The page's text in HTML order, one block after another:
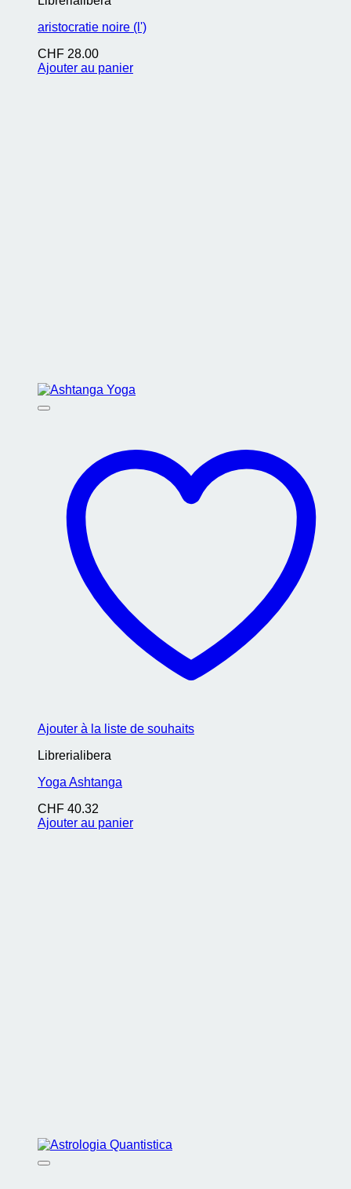
aristocratie noire (l')
CHF 28.00
Ajouter au panier
Ajouter à la liste de souhaits
Librerialibera
Yoga Ashtanga
CHF 40.32
Ajouter au panier